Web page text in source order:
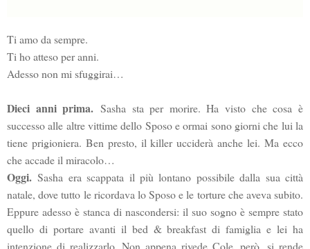
Ti amo da sempre.
Ti ho atteso per anni.
Adesso non mi sfuggirai…
Dieci anni prima. Sasha sta per morire. Ha visto che cosa è
successo alle altre vittime dello Sposo e ormai sono giorni che lui la
tiene prigioniera. Ben presto, il killer ucciderà anche lei. Ma ecco
che accade il miracolo…
Oggi.Sasha era scappata il più lontano possibile dalla sua città
natale, dove tutto le ricordava lo Sposo e le torture che aveva subito.
Eppure adesso è stanca di nascondersi: il suo sogno è sempre stato
quello di portare avanti il bed & breakfast di famiglia e lei ha
intenzione di realizzarlo. Non appena rivede Cole, però, si rende